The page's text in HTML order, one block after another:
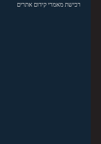
רכישת מאמרי קידום אתרים